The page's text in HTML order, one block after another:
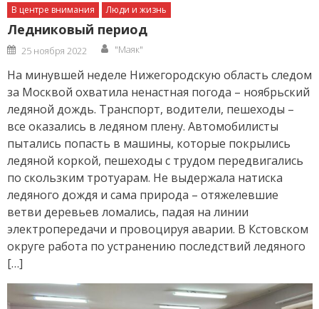
В центре внимания Люди и жизнь
Ледниковый период
Posted
on
25 ноября 2022 Author
"Маяк"
На минувшей неделе Нижегородскую область следом
за Москвой охватила ненастная погода – ноябрьский
ледяной дождь. Транспорт, водители, пешеходы –
все оказались в ледяном плену. Автомобилисты
пытались попасть в машины, которые покрылись
ледяной коркой, пешеходы с трудом передвигались
по скользким тротуарам. Не выдержала натиска
ледяного дождя и сама природа – отяжелевшие
ветви деревьев ломались, падая на линии
электропередачи и провоцируя аварии. В Кстовском
округе работа по устранению последствий ледяного
[…]